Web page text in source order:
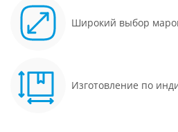
Широкий выбор
Изготовление по